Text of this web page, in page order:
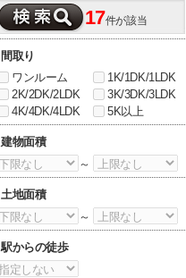
17件が該当
間取り
ワンルーム
1K/1DK/1LDK
2K/2DK/2LDK
3K/3DK/3LDK
4K/4DK/4LDK
5K以上
建物面積
～
土地面積
～
駅からの徒歩